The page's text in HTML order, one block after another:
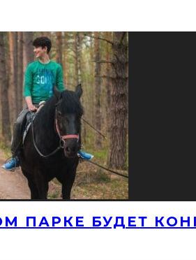
ПАРКЕ БУДЕТ